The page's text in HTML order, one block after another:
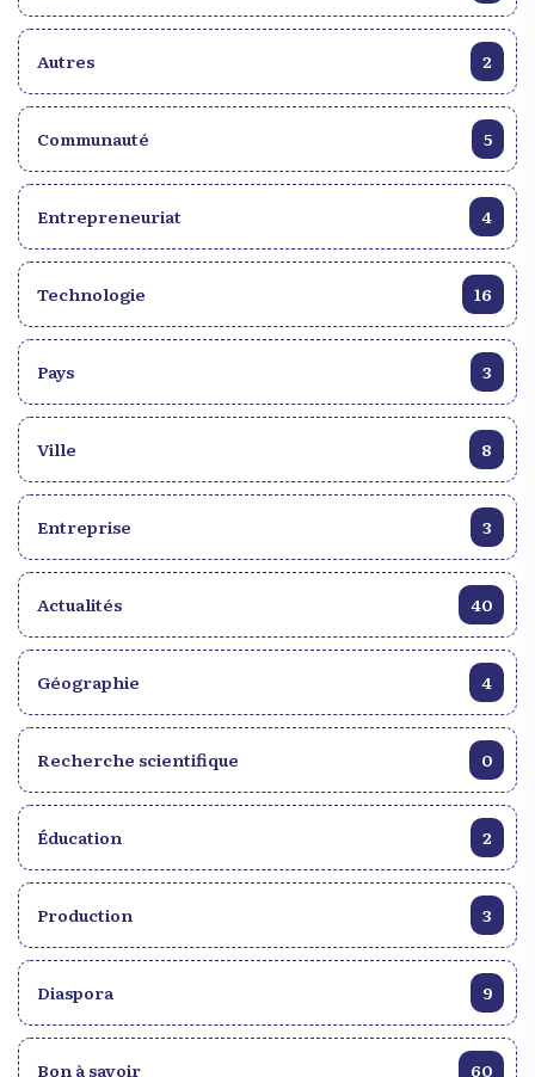
Autres 2
Communauté 5
Entrepreneuriat 4
Technologie 16
Pays 3
Ville 8
Entreprise 3
Actualités 40
Géographie 4
Recherche scientifique 0
Éducation 2
Production 3
Diaspora 9
Bon à savoir 60